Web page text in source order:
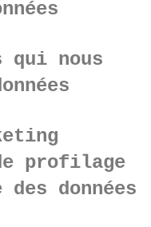
qui nous
profilage
données